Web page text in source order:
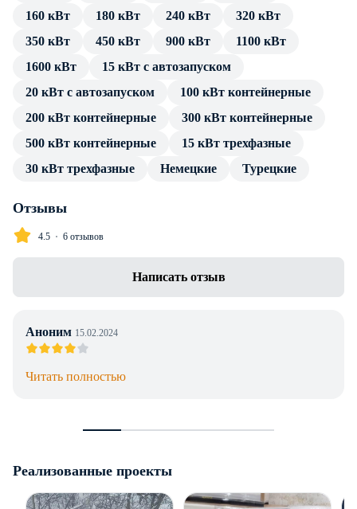
источника тока. Подключение потребителя производится
посредством стандартных разъемов, без трансформатора и
В каталоге товаров компании Энерджи Групп — только
генератор Aksa AVP-275 в кожухе с АВР имеет весь пакет
технической документации и продолжительную гарантию
производителя. Профессиональные консультации по
предоставляем в полном объеме без дополнительной
компанией, инженерное сопровождение проекта.
160 кВт
180 кВт 240 кВт
320 кВт
350 кВт
450 кВт 900 кВт
1100 кВт
1600 кВт
15 кВт с автозапуском
20 кВт с автозапуском
100 кВт контейнерные
200 кВт контейнерные
300 кВт контейнерные
500 кВт контейнерные
15 кВт трехфазные
30 кВт трехфазные
Немецкие Турецкие
Отзывы
4.5 6 отзывов
Написать отзыв
Аноним 15.02.2024
Читать полностью
Реализованные проекты